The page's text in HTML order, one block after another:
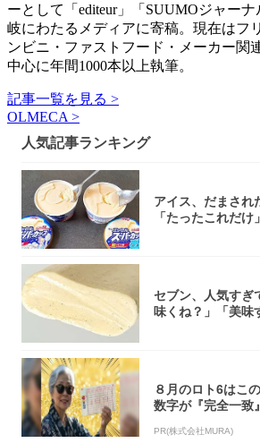
ーとして「editeur」「SUUMOジャー
岐にわたるメディアに寄稿。現在はフ
ンビニ・ファストフード・メーカー関
中心に年間1000本以上執筆。
記事一覧を見る >
OLMECA >
人気記事ランキング
アイス、だまされ
「たったこれだ
セブン、人気す
味くね？」「美味
８月のロト6はこ
数字が『完全一致
PR(株式会社MURA)